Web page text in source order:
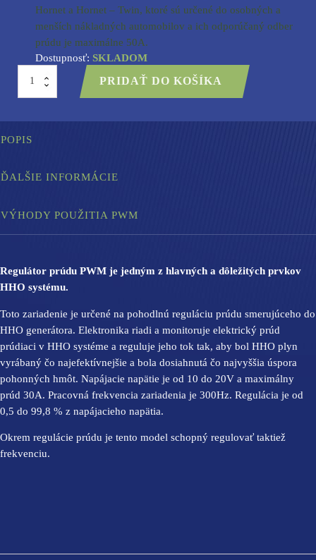
Hornet a Hornet – Twin, ktoré sú určené do osobných a
menších nákladných automobilov a ich odporúčaný odber
prúdu je maximálne 50A.
Dostupnosť: SKLADOM
množstvo
Regulátor
prúdu
PWM
12-
PRIDAŤ DO KOŠÍKA
POPIS
ĎALŠIE INFORMÁCIE
VÝHODY POUŽITIA PWM
Regulátor prúdu PWM je jedným z hlavných a dôležitých prvkov
HHO systému.
Toto zariadenie je určené na pohodlnú reguláciu prúdu smerujúceho do
HHO generátora. Elektronika riadi a monitoruje elektrický prúd
prúdiaci v HHO systéme a reguluje jeho tok tak, aby bol HHO plyn
vyrábaný čo najefektívnejšie a bola dosiahnutá čo najvyššia úspora
pohonných hmôt. Napájacie napätie je od 10 do 20V a maximálny
prúd 30A. Pracovná frekvencia zariadenia je 300Hz. Regulácia je od
0,5 do 99,8 % z napájacieho napätia.
Okrem regulácie prúdu je tento model schopný regulovať taktiež
frekvenciu.